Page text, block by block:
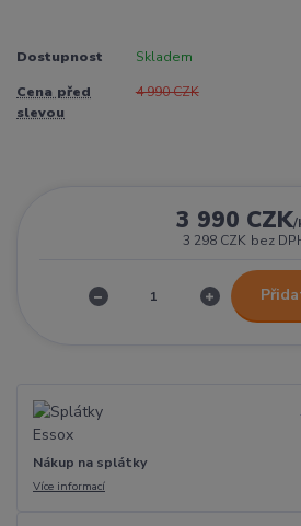
Dostupnost Skladem
Cena před
slevou
4 990 CZK
3 990 CZK/
3 298 CZK bez
Nákup na splátky
Více informací